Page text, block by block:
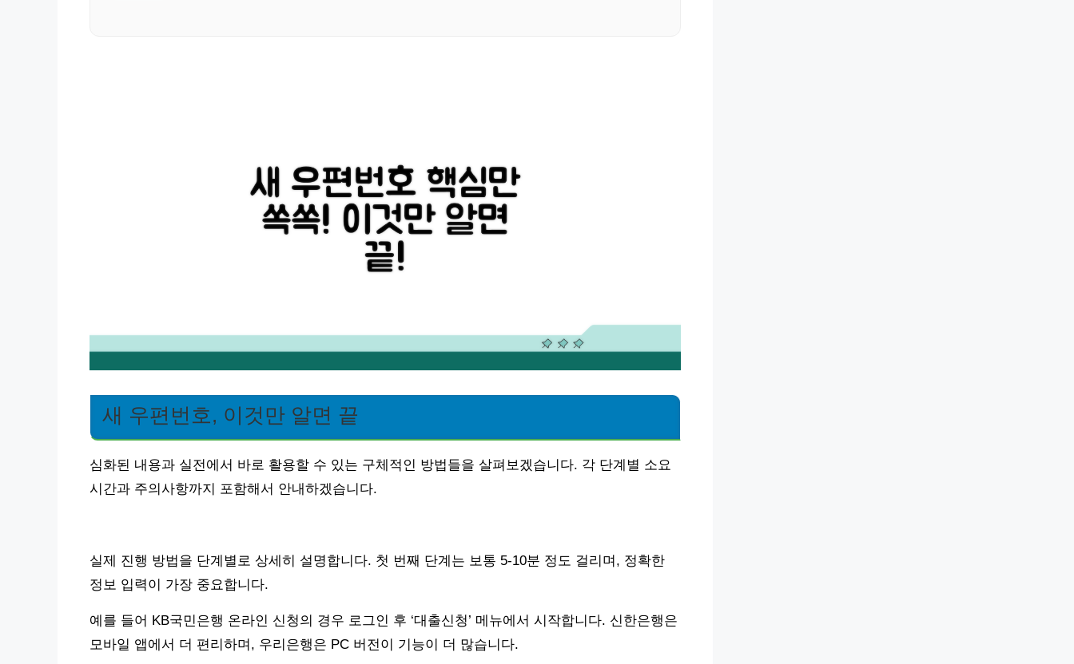
새 우편번호, 이것만 알면 끝
심화된 내용과 실전에서 바로 활용할 수 있는 구체적인 방법들을 살펴보겠습니다. 각 단계별 소요
시간과 주의사항까지 포함해서 안내하겠습니다.
실제 진행 방법을 단계별로 상세히 설명합니다. 첫 번째 단계는 보통 5-10분 정도 걸리며, 정확한
정보 입력이 가장 중요합니다.
예를 들어 KB국민은행 온라인 신청의 경우 로그인 후 ‘대출신청’ 메뉴에서 시작합니다. 신한은행은
모바일 앱에서 더 편리하며, 우리은행은 PC 버전이 기능이 더 많습니다.